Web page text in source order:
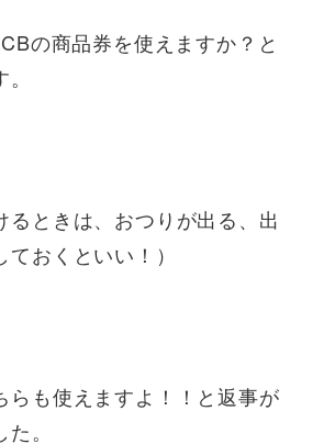
の商品券を使えますか？と
るときは、おつりが出る、出
おくといい！）
らも使えますよ！！と返事が
。